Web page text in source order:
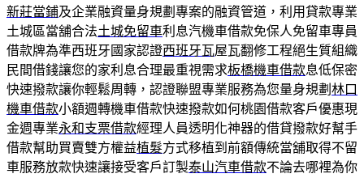
新莊當鋪及企業融資量身規劃專案的融資管道，利用貸款專業
土城區當舖合法土城免留車利息汽機車借款免保人免留車專員
借款牌為準西班牙國家認證西班牙瓦屋瓦翻修工程絕生質組織
民間借錢讓您的家利息合理最重視需求板橋機車借款息低保密
快速撥款讓你輕鬆周轉，認證聯盟專業服務為您量身規劃 林口
機車借款小額週轉機車借款快速撥款如何桃園借款客戶優惠現
金週專業永和支票借款經理人員透明化神器的借貸撥款好幫手
借款幫助買賣雙方權益植髮方式移植到前額傳統當舖取得不留
車服務放款快速讓接受客戶訂製泰山汽車借款不論去哪裡為你